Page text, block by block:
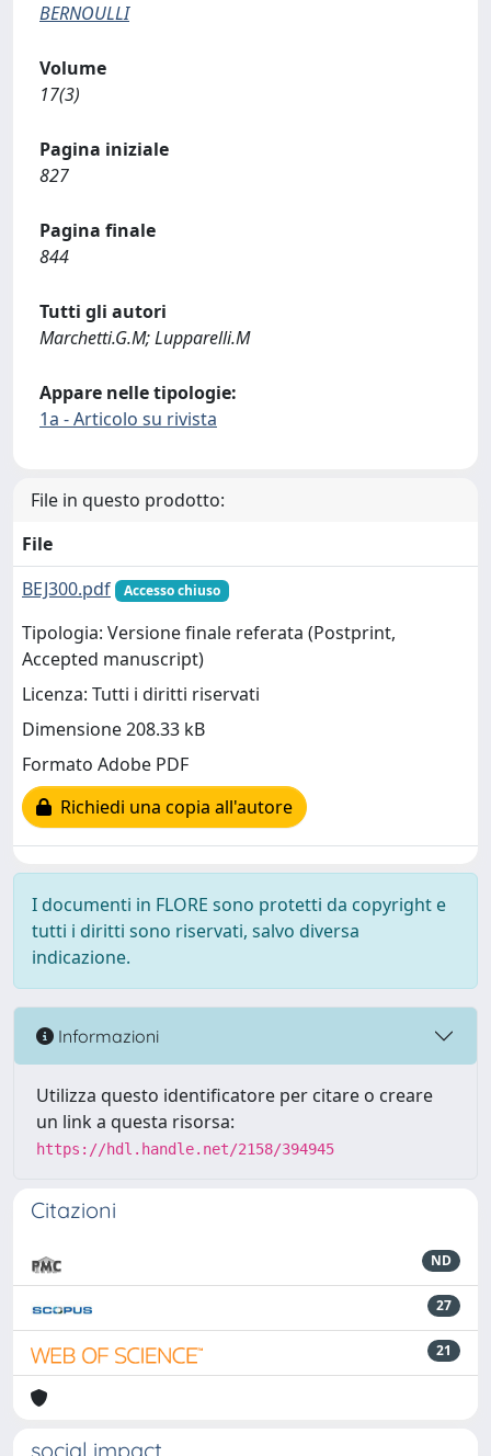
BERNOULLI
Volume
17(3)
Pagina iniziale
827
Pagina finale
844
Tutti gli autori
Marchetti.G.M; Lupparelli.M
Appare nelle tipologie:
1a - Articolo su rivista
File in questo prodotto:
File
BEJ300.pdf
Accesso chiuso
Tipologia: Versione finale referata (Postprint,
Accepted manuscript)
Licenza: Tutti i diritti riservati
Dimensione 208.33 kB
Formato Adobe PDF
Richiedi una copia all'autore
I documenti in FLORE sono protetti da copyright e
tutti i diritti sono riservati, salvo diversa
indicazione.
Informazioni
Utilizza questo identificatore per citare o creare
un link a questa risorsa:
https://hdl.handle.net/2158/394945
Citazioni
ND
27
21
social impact